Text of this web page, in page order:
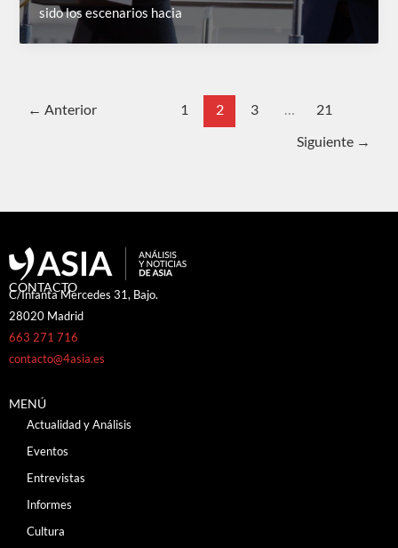
sido los escenarios hacia
← Anterior 1 2 3 … 21
Siguiente →
CONTACTO
C/Infanta Mercedes 31, Bajo.
28020 Madrid
663 271 716
contacto@4asia.es
MENÚ
Actualidad y Análisis
Eventos
Entrevistas
Informes
Cultura